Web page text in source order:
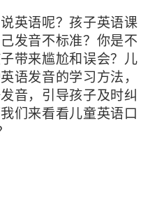
英语呢？孩子英语课
发音不标准？你是不
带来尴尬和误会？儿
语发音的学习方法，
音，引导孩子及时纠
们来看看儿童英语口